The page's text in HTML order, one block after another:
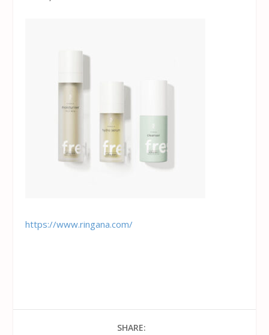
https://www.ringana.com/
SHARE: